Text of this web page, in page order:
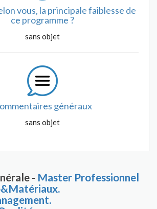
vous, la principale faiblesse de
ce programme ?
sans objet
généraux
sans objet
- Master Professionnel